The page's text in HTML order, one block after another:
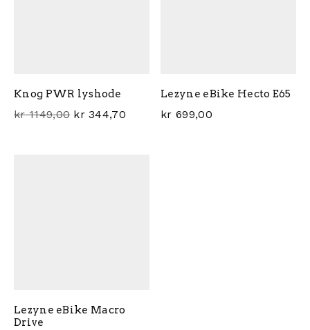
Knog PWR lyshode
kr1149,00
Opprinnelig pris var: kr 1149,00.
kr344,70
Nåværende pris er: kr 344,70.
Lezyne eBike Hecto E65
kr 699,00
Lezyne eBike Macro
Drive